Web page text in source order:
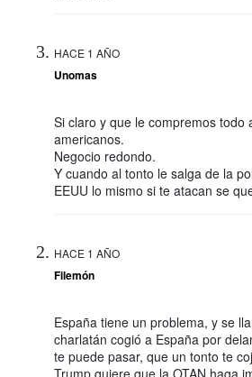
HACE 1 AÑO
Unomas
Si claro y que le compremos todo
americanos.
Negocio redondo.
Y cuando al tonto le salga de la
EEUU lo mismo si te atacan se
HACE 1 AÑO
Filemón
España tiene un problema, y se
charlatán cogió a España por
te puede pasar, que un tonto te
Trump quiere que la OTAN haga